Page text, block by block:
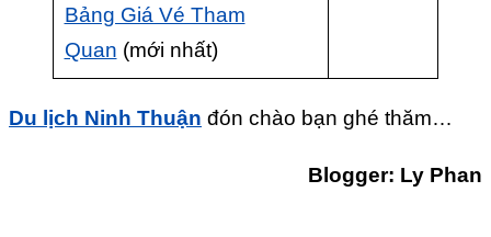
Bảng Giá Vé Tham
Quan (mới nhất)
Du lịch Ninh Thuận đón chào bạn ghé thăm…
Blogger: Ly Phan